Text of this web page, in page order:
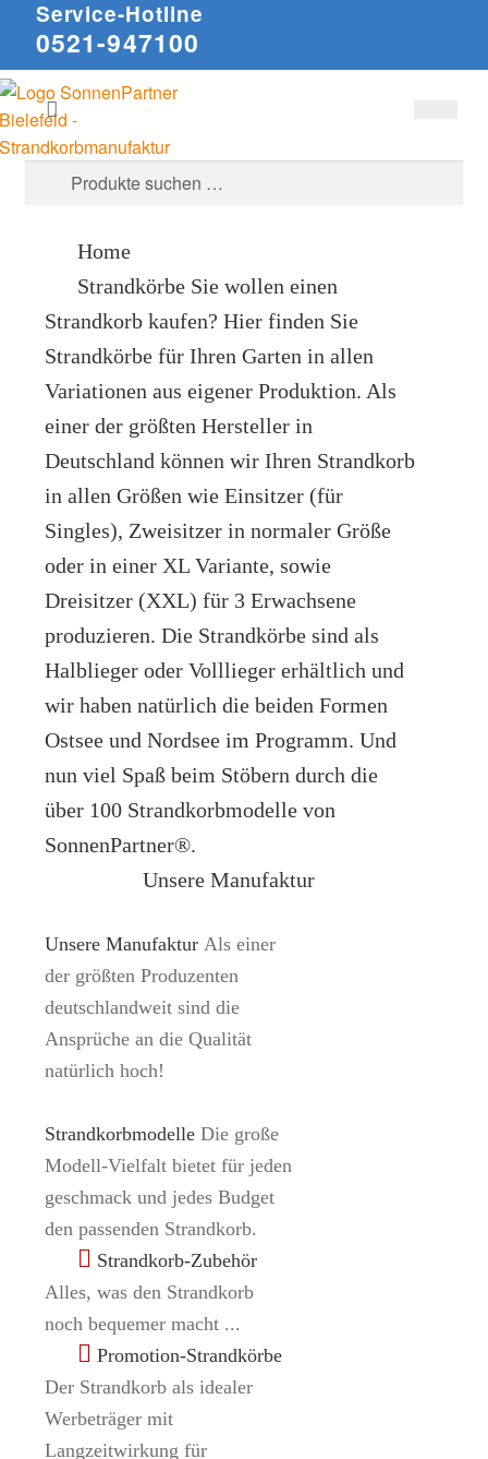
Service-Hotline
0521-947100
Zur
Navigation
springen
Zum
Inhalt
springen
Suche
Suchen
Home
Strandkörbe Sie wollen einen
Strandkorb kaufen? Hier finden Sie
Strandkörbe für Ihren Garten in allen
Variationen aus eigener Produktion. Als
einer der größten Hersteller in
Deutschland können wir Ihren Strandkorb
in allen Größen wie Einsitzer (für
Singles), Zweisitzer in normaler Größe
oder in einer XL Variante, sowie
Dreisitzer (XXL) für 3 Erwachsene
produzieren. Die Strandkörbe sind als
Halblieger oder Volllieger erhältlich und
wir haben natürlich die beiden Formen
Ostsee und Nordsee im Programm. Und
nun viel Spaß beim Stöbern durch die
über 100 Strandkorbmodelle von
SonnenPartner®.
Unsere Manufaktur
Unsere Manufaktur Als einer
der größten Produzenten
deutschlandweit sind die
Ansprüche an die Qualität
natürlich hoch!
Strandkorbmodelle Die große
Modell-Vielfalt bietet für jeden
geschmack und jedes Budget
den passenden Strandkorb.
Strandkorb-Zubehör
Alles, was den Strandkorb
noch bequemer macht ...
Promotion-Strandkörbe
Der Strandkorb als idealer
Werbeträger mit
Langzeitwirkung für